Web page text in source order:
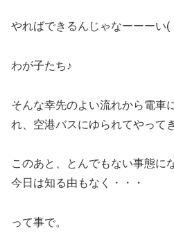
やればできるんじゃなーーーい(
わが子たち♪
そんな幸先のよい流れから電車
れ、空港バスにゆられてやって
このあと、とんでもない事態に
今日は知る由もなく・・・
って事で。